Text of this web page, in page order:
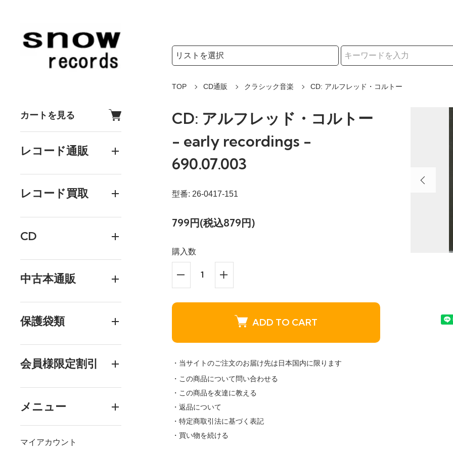
カートを見る
レコード通販
レコード買取
CD
中古本通販
保護袋類
会員様限定割引
メニュー
マイアカウント
検索リストの選択
TOP CD通販 クラシック音楽 CD: アルフレッド・コルトー
CD: アルフレッド・コルトー
- early recordings -
690.07.003
型番: 26-0417-151
799円(税込879円)
購入数
ADD TO CART
・当サイトのご注文のお届け先は日本国内に限ります
・この商品について問い合わせる
・この商品を友達に教える
・返品について
・特定商取引法に基づく表記
・買い物を続ける